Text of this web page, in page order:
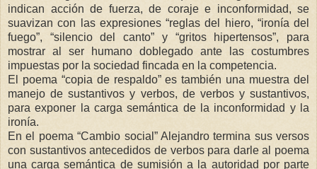
indican acción de fuerza, de coraje e inconformidad, se
suavizan con las expresiones “reglas del hiero, “ironía del
fuego”, “silencio del canto” y “gritos hipertensos”, para
mostrar al ser humano doblegado ante las costumbres
impuestas por la sociedad fincada en la competencia.
El poema “copia de respaldo” es también una muestra del
manejo de sustantivos y verbos, de verbos y sustantivos,
para exponer la carga semántica de la inconformidad y la
ironía.
En el poema “Cambio social” Alejandro termina sus versos
con sustantivos antecedidos de verbos para darle al poema
una carga semántica de sumisión a la autoridad por parte